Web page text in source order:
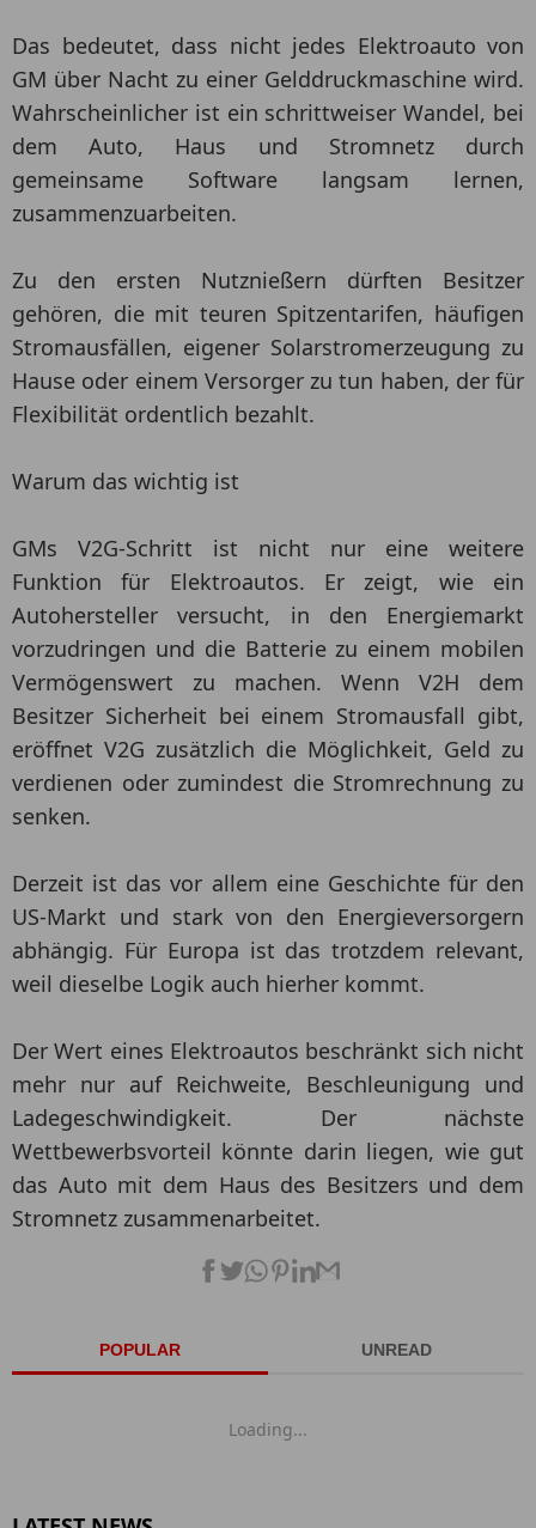
POPULAR UNREAD
Loading...
Das bedeutet, dass nicht jedes Elektroauto von
GM über Nacht zu einer Gelddruckmaschine wird.
Wahrscheinlicher ist ein schrittweiser Wandel, bei
dem Auto, Haus und Stromnetz durch
gemeinsame Software langsam lernen,
zusammenzuarbeiten.
Zu den ersten Nutznießern dürften Besitzer
gehören, die mit teuren Spitzentarifen, häufigen
Stromausfällen, eigener Solarstromerzeugung zu
Hause oder einem Versorger zu tun haben, der für
Flexibilität ordentlich bezahlt.
Warum das wichtig ist
GMs V2G-Schritt ist nicht nur eine weitere
Funktion für Elektroautos. Er zeigt, wie ein
Autohersteller versucht, in den Energiemarkt
vorzudringen und die Batterie zu einem mobilen
Vermögenswert zu machen. Wenn V2H dem
Besitzer Sicherheit bei einem Stromausfall gibt,
eröffnet V2G zusätzlich die Möglichkeit, Geld zu
verdienen oder zumindest die Stromrechnung zu
senken.
Derzeit ist das vor allem eine Geschichte für den
US-Markt und stark von den Energieversorgern
abhängig. Für Europa ist das trotzdem relevant,
weil dieselbe Logik auch hierher kommt.
Der Wert eines Elektroautos beschränkt sich nicht
mehr nur auf Reichweite, Beschleunigung und
Ladegeschwindigkeit. Der nächste
Wettbewerbsvorteil könnte darin liegen, wie gut
das Auto mit dem Haus des Besitzers und dem
Stromnetz zusammenarbeitet.